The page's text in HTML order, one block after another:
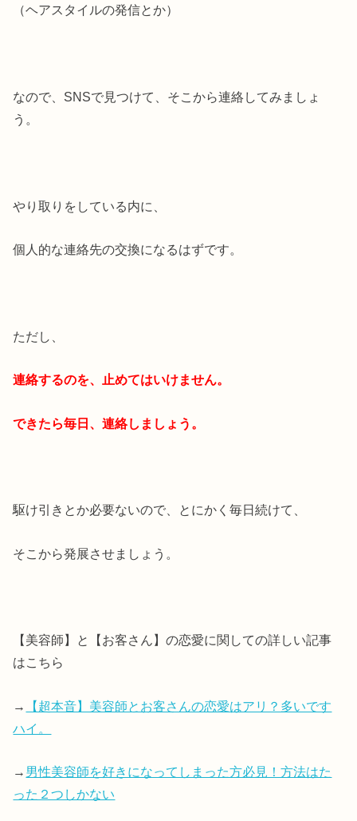
（ヘアスタイルの発信とか）
なので、SNSで見つけて、そこから連絡してみましょ
う。
やり取りをしている内に、
個人的な連絡先の交換になるはずです。
ただし、
連絡するのを、止めてはいけません。
できたら毎日、連絡しましょう。
駆け引きとか必要ないので、とにかく毎日続けて、
そこから発展させましょう。
【美容師】と【お客さん】の恋愛に関しての詳しい記事
はこちら
→
【超本音】美容師とお客さんの恋愛はアリ？多いです
ハイ。
→ 男性美容師を好きになってしまった方必見！方法はた
った２つしかない